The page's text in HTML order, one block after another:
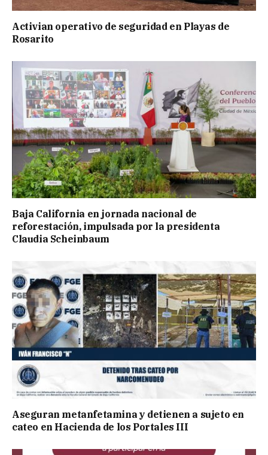
Activian operativo de seguridad en Playas de
Rosarito
Baja California en jornada nacional de
reforestación, impulsada por la presidenta
Claudia Scheinbaum
Aseguran metanfetamina y detienen a sujeto en
cateo en Hacienda de los Portales III